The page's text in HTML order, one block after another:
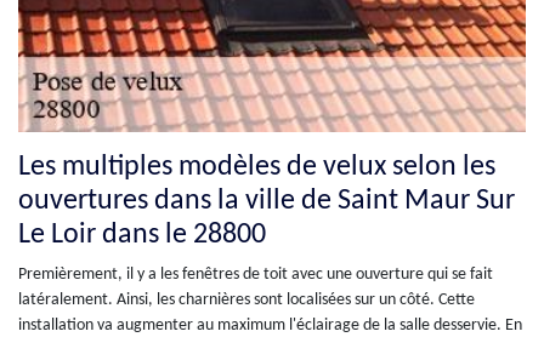
Les multiples modèles de velux selon les
ouvertures dans la ville de Saint Maur Sur
Le Loir dans le 28800
Premièrement, il y a les fenêtres de toit avec une ouverture qui se fait
latéralement. Ainsi, les charnières sont localisées sur un côté. Cette
installation va augmenter au maximum l'éclairage de la salle desservie. En